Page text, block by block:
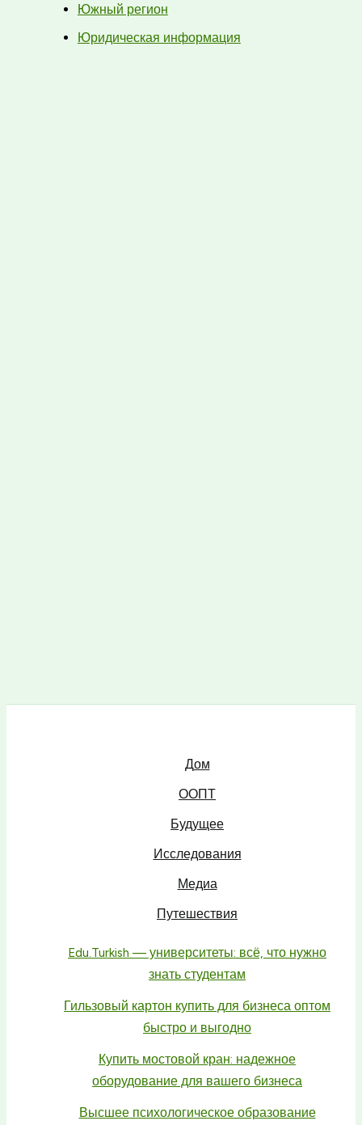
Южный регион
Юридическая информация
Дом
ООПТ
Будущее
Исследования
Медиа
Путешествия
Edu.Turkish — университеты: всё, что нужно
знать студентам
Гильзовый картон купить для бизнеса оптом
быстро и выгодно
Купить мостовой кран: надежное
оборудование для вашего бизнеса
Высшее психологическое образование